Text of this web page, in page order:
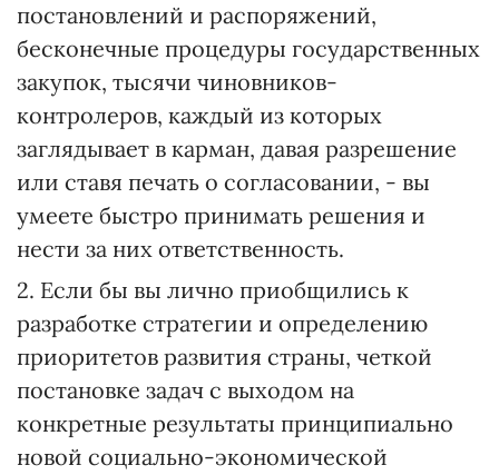
постановлений и распоряжений,
бесконечные процедуры государственных
закупок, тысячи чиновников-
контролеров, каждый из которых
заглядывает в карман, давая разрешение
или ставя печать о согласовании, - вы
умеете быстро принимать решения и
нести за них ответственность.
2. Если бы вы лично приобщились к
разработке стратегии и определению
приоритетов развития страны, четкой
постановке задач с выходом на
конкретные результаты принципиально
новой социально-экономической